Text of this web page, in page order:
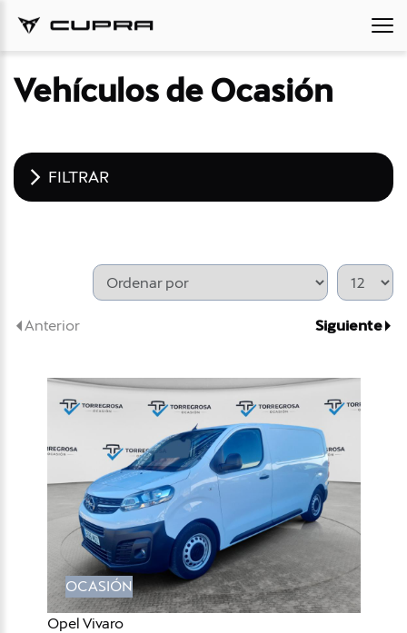
Vehículos de Ocasión
FILTRAR
Anterior Siguiente
OCASIÓN
Opel Vivaro